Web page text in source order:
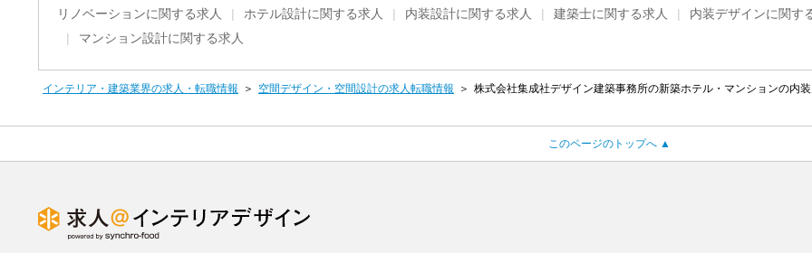
リノベーションに関する求人
ホテル設計に関する求人 内装設計に関する求人 建築士に関する求人
内装デザインに関す
マンション設計に関する求人
インテリア・建築業界の求人・転職情報 空間デザイン・空間設計の求人転職情報 株式会社集成社デザイン建築事務所の新築ホテル・マンションの内
このページのトップへ ▲